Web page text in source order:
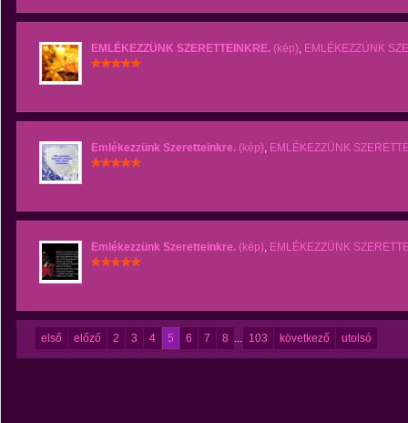
EMLÉKEZZÜNK SZERETTEINKRE. (kép), EMLÉKEZZÜNK
Emlékezzünk Szeretteinkre. (kép), EMLÉKEZZÜNK
Emlékezzünk Szeretteinkre. (kép), EMLÉKEZZÜNK
első előző 2 3 4 5 6 7 8 ... 103 következő utolsó